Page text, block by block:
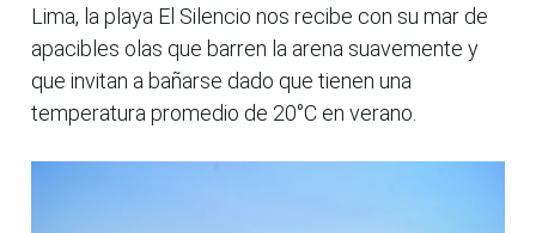
Lima, la playa El Silencio nos recibe con su mar de
apacibles olas que barren la arena suavemente y
que invitan a bañarse dado que tienen una
temperatura promedio de 20°C en verano.